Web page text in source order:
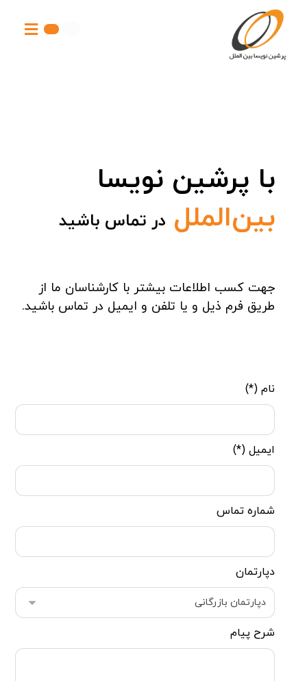
با پرشین نویسا
بین‌المللدر تماس باشید
جهت کسب اطلاعات بیشتر با کارشناسان ما از
طریق فرم ذیل و یا تلفن و ایمیل در تماس باشید.
نام (*)
ایمیل (*)
شماره تماس
دپارتمان
شرح پیام